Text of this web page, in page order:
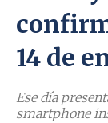
14 de
Ese día
smartphone